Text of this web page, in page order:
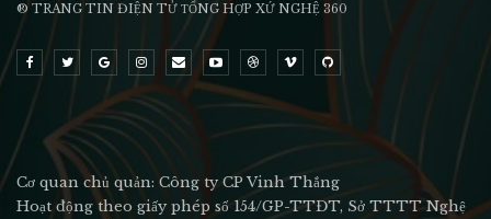
® TRANG TIN ĐIỆN TỬ ТỔNG HỢP XỨ NGHỆ 360
Cơ quan chủ quản: Công ty CP Vinh Thắng
Hoạt động theo giấy phép số 154/GP-TTĐT, Sở TTTT Nghệ